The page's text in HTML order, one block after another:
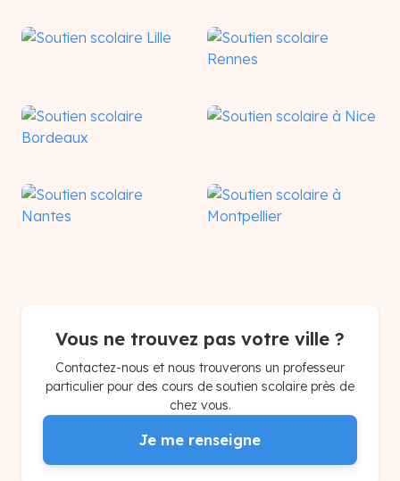
Vous ne trouvez pas votre ville ?
Contactez-nous et nous trouverons un professeur
particulier pour des cours de soutien scolaire près de
chez vous.
Je me renseigne